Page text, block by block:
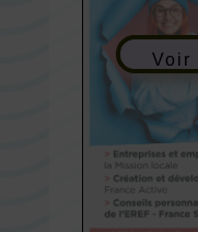
Voir